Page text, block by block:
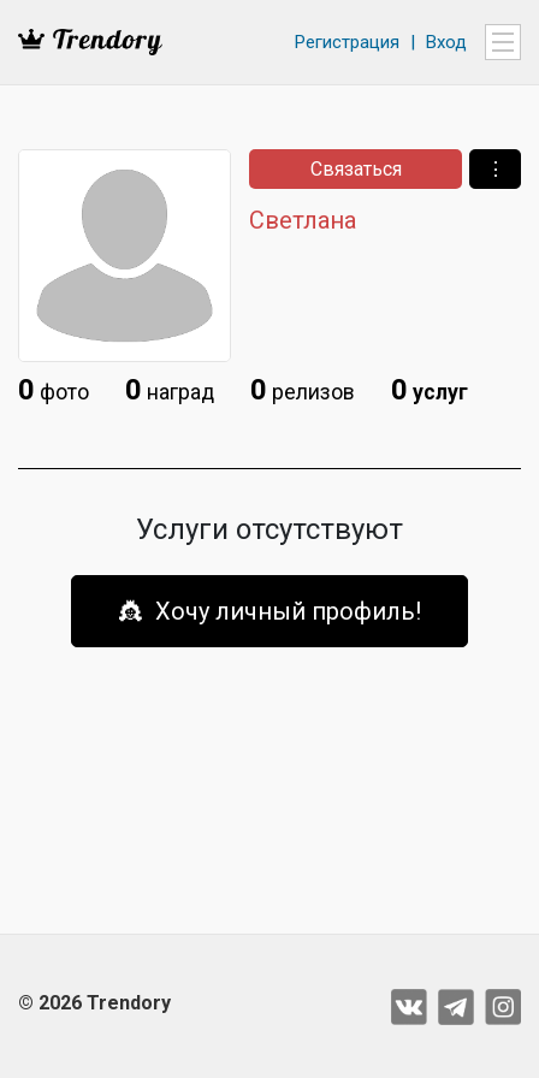
Регистрация | Вход
Светлана
Связаться ⋮
0 фото 0 наград 0 релизов 0 услуг
Услуги отсутствуют
👸 Хочу личный профиль!
© 2026 Trendory